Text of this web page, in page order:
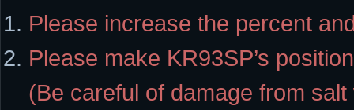
Please increase the percent
Please make KR93SP’s
(Be careful of damage from salt